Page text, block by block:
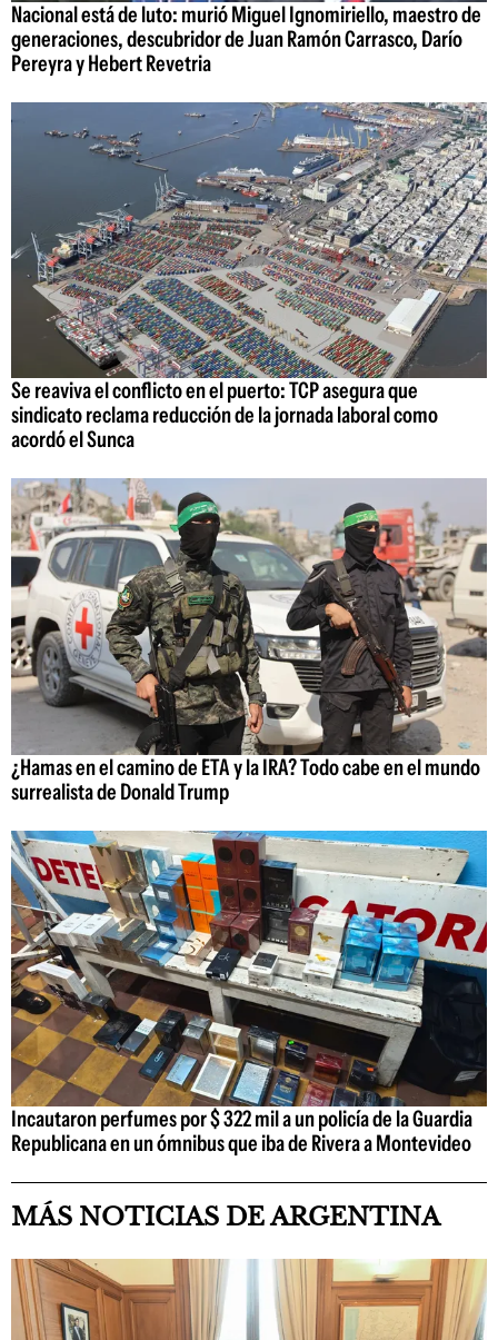
Nacional está de luto: murió Miguel Ignomiriello, maestro de
generaciones, descubridor de Juan Ramón Carrasco, Darío
Pereyra y Hebert Revetria
Se reaviva el conflicto en el puerto: TCP asegura que
sindicato reclama reducción de la jornada laboral como
acordó el Sunca
¿Hamas en el camino de ETA y la IRA? Todo cabe en el mundo
surrealista de Donald Trump
Incautaron perfumes por $ 322 mil a un policía de la Guardia
Republicana en un ómnibus que iba de Rivera a Montevideo
MÁS NOTICIAS DE ARGENTINA